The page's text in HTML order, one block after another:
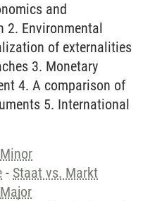
and
2. Environmental
of externalities
3. Monetary
4. A comparison of
5. International
Minor
- Staat vs. Markt
Major